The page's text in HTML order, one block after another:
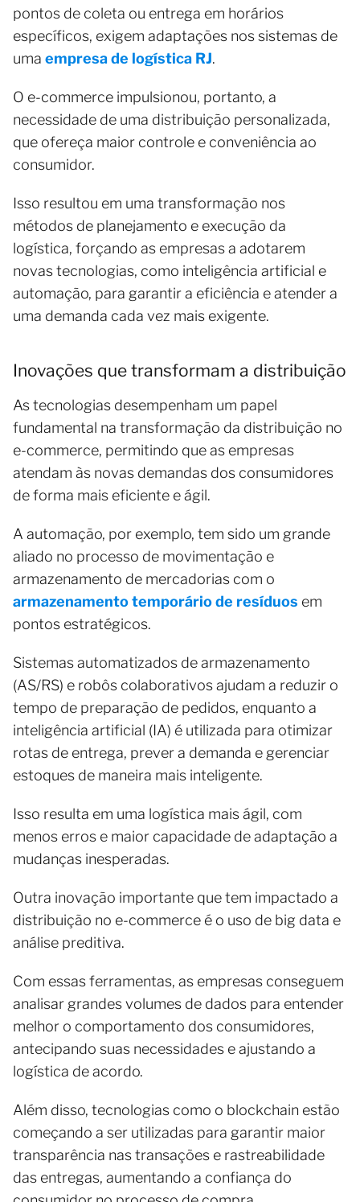
pontos de coleta ou entrega em horários
específicos, exigem adaptações nos sistemas de
uma empresa de logística RJ.
O e-commerce impulsionou, portanto, a
necessidade de uma distribuição personalizada,
que ofereça maior controle e conveniência ao
consumidor.
Isso resultou em uma transformação nos
métodos de planejamento e execução da
logística, forçando as empresas a adotarem
novas tecnologias, como inteligência artificial e
automação, para garantir a eficiência e atender a
uma demanda cada vez mais exigente.
Inovações que transformam a distribuição
As tecnologias desempenham um papel
fundamental na transformação da distribuição no
e-commerce, permitindo que as empresas
atendam às novas demandas dos consumidores
de forma mais eficiente e ágil.
A automação, por exemplo, tem sido um grande
aliado no processo de movimentação e
armazenamento de mercadorias com o
armazenamento temporário de resíduos em
pontos estratégicos.
Sistemas automatizados de armazenamento
(AS/RS) e robôs colaborativos ajudam a reduzir o
tempo de preparação de pedidos, enquanto a
inteligência artificial (IA) é utilizada para otimizar
rotas de entrega, prever a demanda e gerenciar
estoques de maneira mais inteligente.
Isso resulta em uma logística mais ágil, com
menos erros e maior capacidade de adaptação a
mudanças inesperadas.
Outra inovação importante que tem impactado a
distribuição no e-commerce é o uso de big data e
análise preditiva.
Com essas ferramentas, as empresas conseguem
analisar grandes volumes de dados para entender
melhor o comportamento dos consumidores,
antecipando suas necessidades e ajustando a
logística de acordo.
Além disso, tecnologias como o blockchain estão
começando a ser utilizadas para garantir maior
transparência nas transações e rastreabilidade
das entregas, aumentando a confiança do